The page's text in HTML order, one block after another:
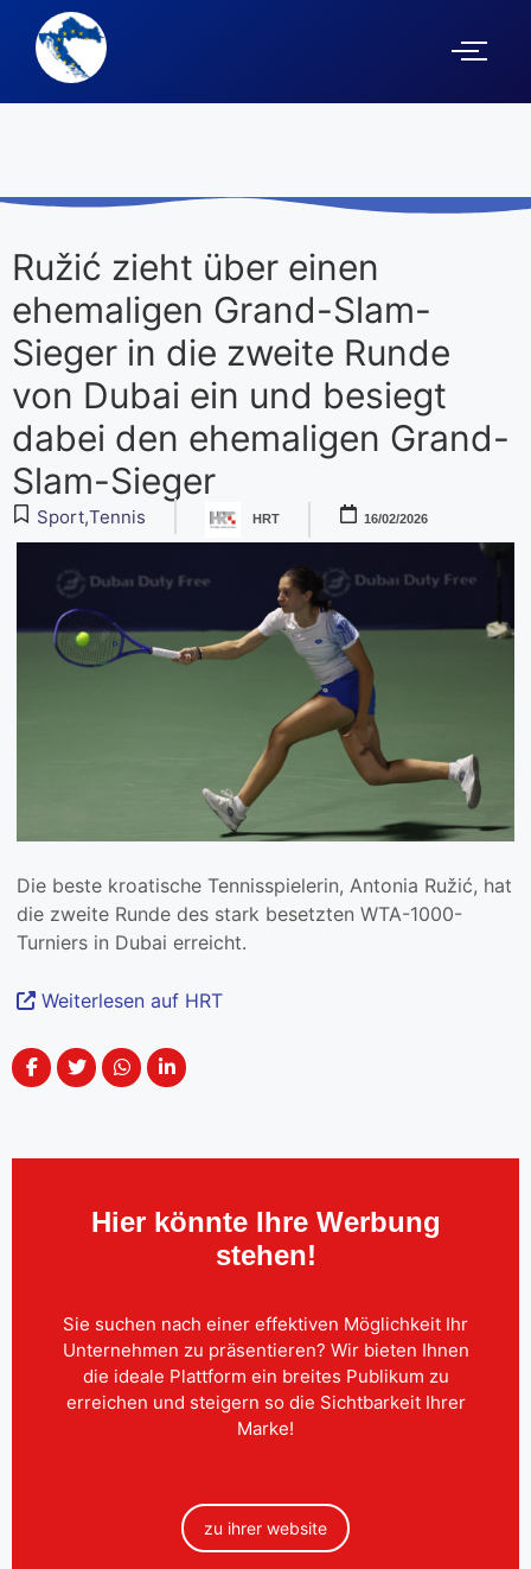
Ružić zieht über einen
ehemaligen Grand-Slam-
Sieger in die zweite Runde
von Dubai ein und besiegt
dabei den ehemaligen Grand-
Slam-Sieger
Sport,Tennis HRT 16/02/2026
Die beste kroatische Tennisspielerin, Antonia Ružić, hat
die zweite Runde des stark besetzten WTA-1000-
Turniers in Dubai erreicht.
Weiterlesen auf HRT
Hier könnte Ihre Werbung
stehen!
Sie suchen nach einer effektiven Möglichkeit Ihr
Unternehmen zu präsentieren? Wir bieten Ihnen
die ideale Plattform ein breites Publikum zu
erreichen und steigern so die Sichtbarkeit Ihrer
Marke!
zu ihrer website